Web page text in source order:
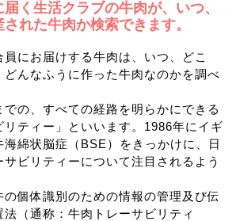
く生活クラブの牛肉が、いつ、
れた牛肉か検索できます。
にお届けする牛肉は、いつ、どこ
どんなふうに作った牛肉なのかを調べ
の、すべての経路を明らかにできる
リティー」といいます。1986年にイギ
海綿状脳症（BSE）をきっかけに、日
ビリティーについて注目されるよう
個体識別のための情報の管理及び伝
（通称：牛肉トレーサビリティ